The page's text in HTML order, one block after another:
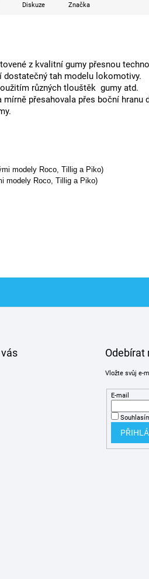
Diskuze Značka
z kvalitní gumy přesnou
tah modelu lokomotivy.
různých tlouštěk gumy atd.
přesahovala přes boční hranu
modely Roco, Tillig a Piko)
modely Roco, Tillig a Piko)
Odebírat
Vložte svůj e-
E-mail